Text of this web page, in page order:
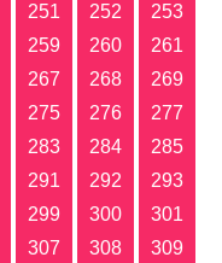
251 252
253
259 260
261
267 268
269
275 276
277
283 284
285
291 292
293
299 300
301
307 308
309